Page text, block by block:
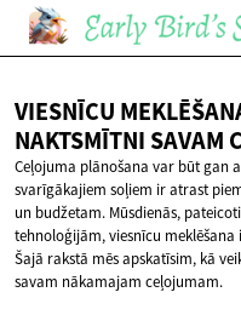
VIESNĪCU
NAKTSMĪTNI SAVAM
Ceļojuma plānošana var būt gan
svarīgākajiem soļiem ir atrast
un budžetam. Mūsdienās,
tehnoloģijām, viesnīcu
Šajā rakstā mēs apskatīsim, kā
savam nākamajam ceļojumam.